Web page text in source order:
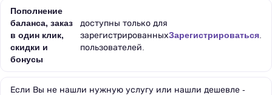
Пополнение
баланса, заказ
в один клик,
скидки и
бонусы
доступны только для
зарегистрированных
пользователей.
Зарегистрироваться
Если Вы не нашли нужную услугу или нашли дешевле -